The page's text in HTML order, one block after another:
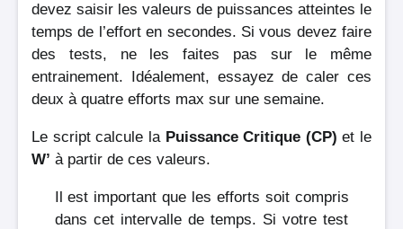
devez saisir les valeurs de puissances atteintes le
temps de l’effort en secondes. Si vous devez faire
des tests, ne les faites pas sur le même
entrainement. Idéalement, essayez de caler ces
deux à quatre efforts max sur une semaine.
Le script calcule la Puissance Critique (CP) et le
W’ à partir de ces valeurs.
Il est important que les efforts soit compris
dans cet intervalle de temps. Si votre test